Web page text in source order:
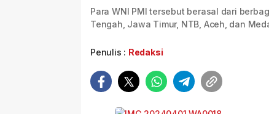
Para WNI PMI tersebut berasal dari
Tengah, Jawa Timur, NTB, Aceh, dan
Penulis : Redaksi